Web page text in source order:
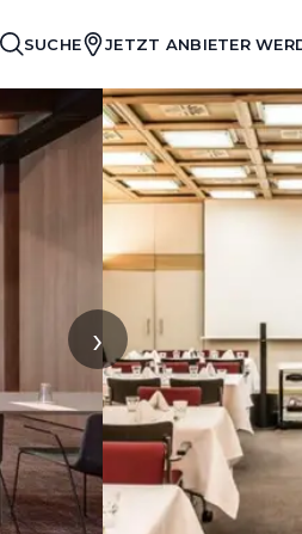
SUCHE JETZT ANBIETER
›